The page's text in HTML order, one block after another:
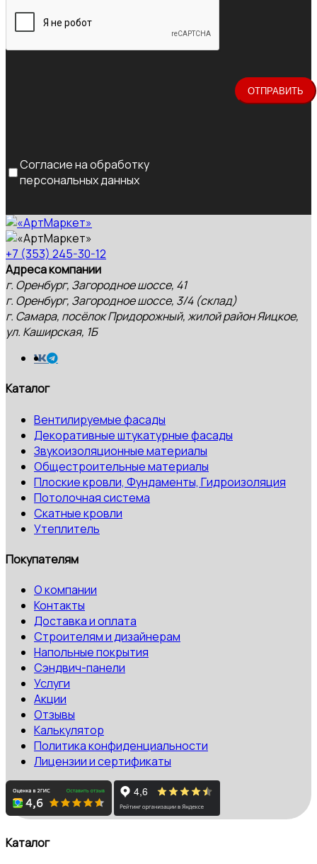
Согласие на обработку
персональных данных
+7 (353) 245-30-12
Адреса компании
г. Оренбург, Загородное шоссе, 41
г. Оренбург, Загородное шоссе, 3/4 (склад)
г. Самара, посёлок Придорожный, жилой район Яицкое,
ул. Каширская, 1Б
Каталог
Вентилируемые фасады
Декоративные штукатурные фасады
Звукоизоляционные материалы
Общестроительные материалы
Плоские кровли, Фундаменты, Гидроизоляция
Потолочная система
Скатные кровли
Утеплитель
Покупателям
О компании
Контакты
Доставка и оплата
Строителям и дизайнерам
Напольные покрытия
Сэндвич-панели
Услуги
Акции
Отзывы
Калькулятор
Политика конфиденциальности
Лицензии и сертификаты
Каталог